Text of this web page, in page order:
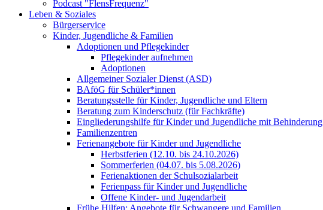
Podcast "FlensFrequenz"
Leben & Soziales
Bürgerservice
Kinder, Jugendliche & Familien
Adoptionen und Pflegekinder
Pflegekinder aufnehmen
Adoptionen
Allgemeiner Sozialer Dienst (ASD)
BAföG für Schüler*innen
Beratungsstelle für Kinder, Jugendliche und Eltern
Beratung zum Kinderschutz (für Fachkräfte)
Eingliederungshilfe für Kinder und Jugendliche mit Behinderung
Familienzentren
Ferienangebote für Kinder und Jugendliche
Herbstferien (12.10. bis 24.10.2026)
Sommerferien (04.07. bis 5.08.2026)
Ferienaktionen der Schulsozialarbeit
Ferienpass für Kinder und Jugendliche
Offene Kinder- und Jugendarbeit
Frühe Hilfen: Angebote für Schwangere und Familien